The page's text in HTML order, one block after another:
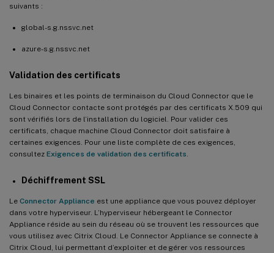
suivants :
global-s.g.nssvc.net
azure-s.g.nssvc.net
Validation des certificats
Les binaires et les points de terminaison du Cloud Connector que le
Cloud Connector contacte sont protégés par des certificats X.509 qui
sont vérifiés lors de l’installation du logiciel. Pour valider ces
certificats, chaque machine Cloud Connector doit satisfaire à
certaines exigences. Pour une liste complète de ces exigences,
consultez Exigences de validation des certificats.
Déchiffrement SSL
Le Connector Appliance est une appliance que vous pouvez déployer
dans votre hyperviseur. L’hyperviseur hébergeant le Connector
Appliance réside au sein du réseau où se trouvent les ressources que
vous utilisez avec Citrix Cloud. Le Connector Appliance se connecte à
Citrix Cloud, lui permettant d’exploiter et de gérer vos ressources